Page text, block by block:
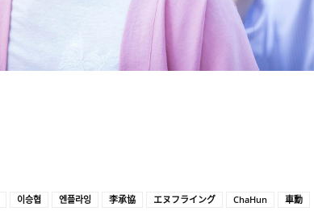
이승협 엔플라잉 李承協 エヌフライング ChaHun
車勳